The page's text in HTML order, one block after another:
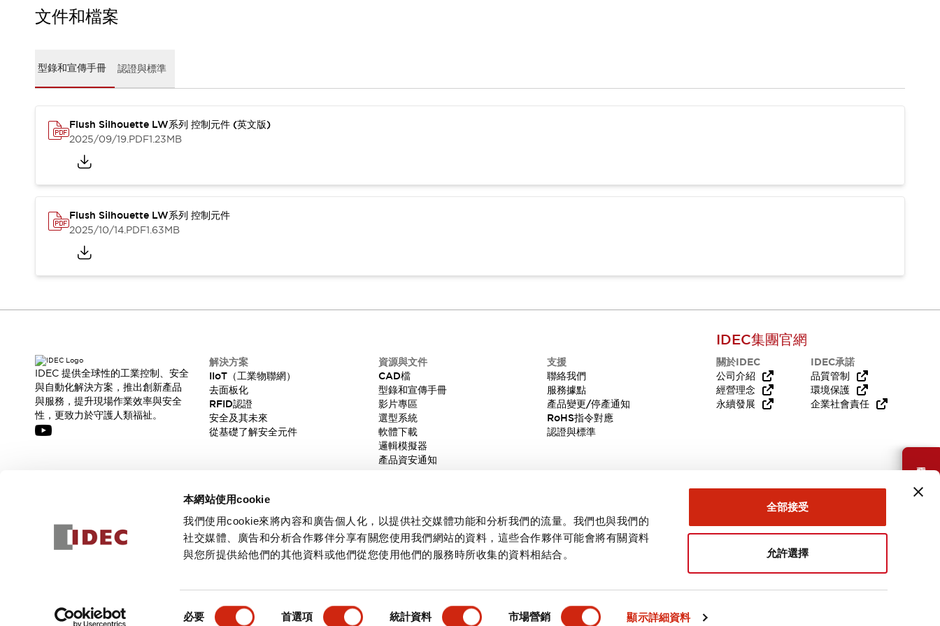
本網站使用cookie
我們使用cookie來將內容和廣告個人化，以提供社交媒體功能和分析我們的流量。我們也與我們的
社交媒體、廣告和分析合作夥伴分享有關您使用我們網站的資料，這些合作夥伴可能會將有關資料
與您所提供給他們的其他資料或他們從您使用他們的服務時所收集的資料相結合。
必要 首選項 統計資料 市場營銷 顯示詳細資料
全部接受
允許選擇
型錄和宣傳手冊
軟體下載
邏輯模擬器
產品資安通知
服務據點
產品變更/停產通知
需要幫助嗎？
文件和檔案
型錄和宣傳手冊 認證與標準
Flush Silhouette LW系列 控制元件 (英文版)
2025/09/19.PDF1.23MB
Flush Silhouette LW系列 控制元件
2025/10/14.PDF1.63MB
產品詳情 主要特點 規格 文件和檔案
IDEC 提供全球性的工業控制、安全
與自動化解決方案，推出創新產品
與服務，提升現場作業效率與安全
性，更致力於守護人類福祉。
解決方案
IIoT（工業物聯網）
去面板化
RFID認證
安全及其未來
從基礎了解安全元件
資源與文件
CAD檔
型錄和宣傳手冊
影片專區
選型系統
軟體下載
邏輯模擬器
產品資安通知
支援
聯絡我們
服務據點
產品變更/停產通知
RoHS指令對應
認證與標準
IDEC集團官網
關於IDEC
公司介紹
經營理念
永續發展
IDEC承諾
品質管制
環境保護
企業社會責任
訂閱
隱私權政策使用條款 台灣